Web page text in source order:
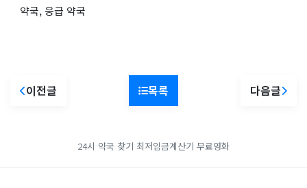
약국, 응급 약국
이전글 목록 다음글
24시 약국 찾기 최저임금계산기 무료영화